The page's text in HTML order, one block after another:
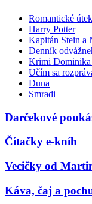
Romantické
Harry Potter
Kapitán Stein a
Denník
Krimi Dominika
Učím sa
Duna
Smradi
Darčekové
Čítačky e-kníh
Vecičky od
Káva, čaj a